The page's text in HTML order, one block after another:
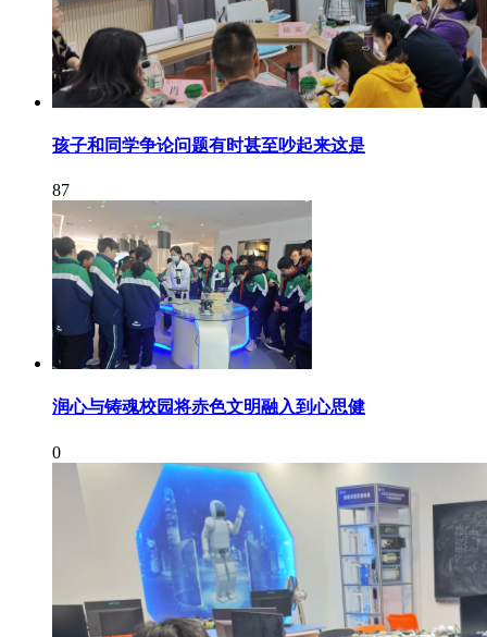
孩子和同学争论问题有时甚至吵起来这是
87
润心与铸魂校园将赤色文明融入到心思健
0